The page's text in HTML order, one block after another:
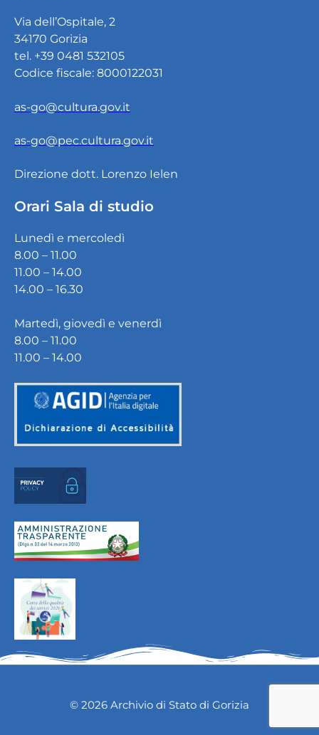
Via dell’Ospitale, 2
34170 Gorizia
tel. +39 0481 532105
Codice fiscale: 8000122031
as-go@cultura.gov.it
as-go@pec.cultura.gov.it
Direzione dott. Lorenzo Ielen
Orari Sala di studio
Lunedì e mercoledì
8.00 – 11.00
11.00 – 14.00
14.00 – 16.30
Martedì, giovedì e venerdì
8.00 – 11.00
11.00 – 14.00
© 2026 Archivio di Stato di Gorizia